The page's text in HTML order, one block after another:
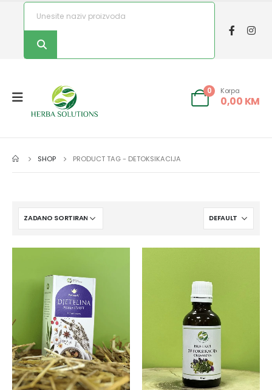
0 Korpa
0,00 KM
SHOP PRODUCT TAG - DETOKSIKACIJA